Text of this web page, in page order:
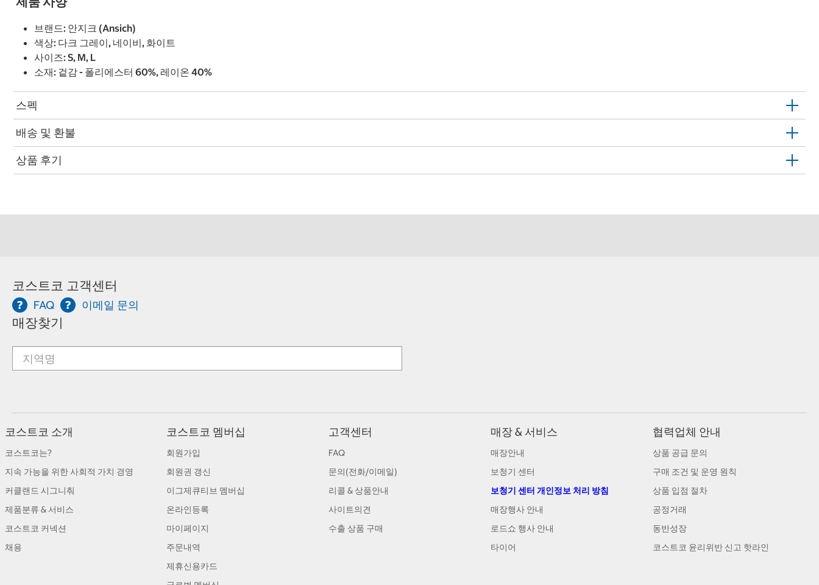
브랜드: 안지크 (Ansich)
색상: 다크 그레이, 네이비, 화이트
사이즈: S, M, L
소재: 겉감 - 폴리에스터 60%, 레이온 40%
스펙
배송 및 환불
상품 후기
코스트코 고객센터
FAQ 이메일 문의
매장찾기
코스트코 소개
코스트코는?
지속 가능을 위한 사회적 가치 경영
커클랜드 시그니춰
제품분류 & 서비스
코스트코 커넥션
채용
코스트코 멤버십
회원가입
회원권 갱신
이그제큐티브 멤버십
온라인등록
마이페이지
주문내역
제휴신용카드
고객센터
FAQ
문의(전화/이메일)
리콜 & 상품안내
사이트의견
수출 상품 구매
매장 & 서비스
매장안내
보청기 센터
보청기 센터 개인정보 처리 방침
매장행사 안내
로드쇼 행사 안내
타이어
협력업체 안내
상품 공급 문의
구매 조건 및 운영 원칙
상품 입점 절차
공정거래
동반성장
코스트코 윤리위반 신고 핫라인